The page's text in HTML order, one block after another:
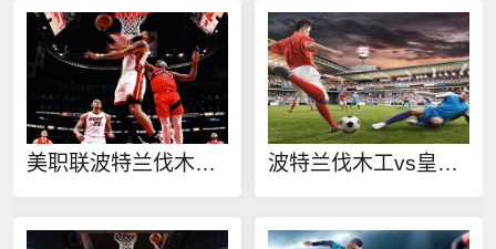
美职联波特兰伐木工vs皇家盐湖城在线观看 波特兰伐木工vs皇家盐湖城直播